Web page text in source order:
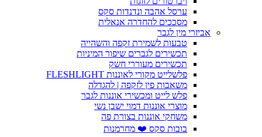
ערסל אהבה ונדנדות סקס
מסככים להחדרה אנאלית
אביזרי מין לגבר
טבעות לשמירת זקפה והשהייה
תכשירים לגברים שיפור המיניות
תכשירים מעוררי חשק
פלשלייט מקורי לאוננות FLESHLIGHT
משאבות פין לזקפה | להגדלה
פלש לייט ומכשירי אוננות לגבר
מוצרי אוננות דמוי ישבן נשי
משחקי אוננות בצורת פה
בובות סקס ❤️ מחרמנות